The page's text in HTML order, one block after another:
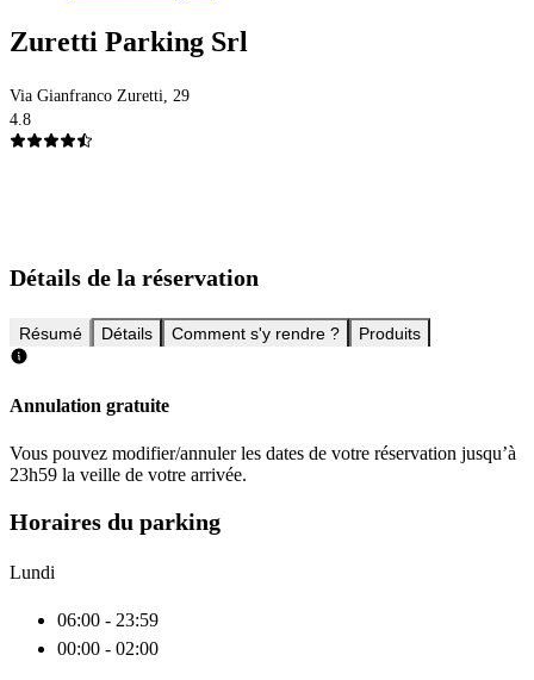
Zuretti Parking Srl
Via Gianfranco Zuretti, 29
4.8
Détails de la réservation
Résumé Détails Comment s'y rendre ? Produits
Annulation gratuite
Vous pouvez modifier/annuler les dates de votre réservation jusqu’à
23h59 la veille de votre arrivée.
Horaires du parking
Lundi
06:00 - 23:59
00:00 - 02:00